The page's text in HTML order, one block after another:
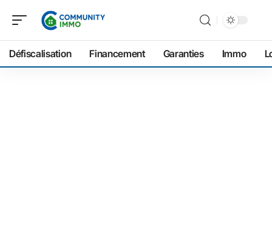
Défiscalisation Financement Garanties Immo